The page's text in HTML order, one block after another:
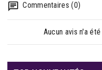
Commentaires (0)
Aucun avis n'a